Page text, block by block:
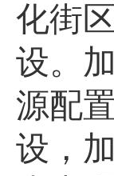
化街
设。
源配
设，